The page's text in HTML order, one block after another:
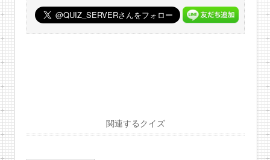
関連するクイズ